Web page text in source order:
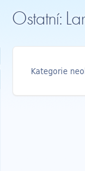
Ostatní:
Kategorie